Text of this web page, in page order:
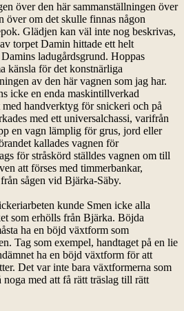
över den här sammanställningen över
över om det skulle finnas någon
Glädjen kan väl inte nog beskrivas,
torpet Damin hittade ett helt
ladugårdsgrund. Hoppas
känsla för det konstnärliga
av den här vagnen som jag har.
icke en enda maskintillverkad
handverktyg för snickeri och på
med ett universalchassi, varifrån
en vagn lämplig för grus, jord eller
kallades vagnen för
för stråskörd ställdes vagnen om till
att förses med timmerbankar,
sågen vid Bjärka-Säby.
kunde Smen icke alla
som erhölls från Bjärka. Böjda
ha en böjd växtform som
Tag som exempel, handtaget på en lie
ha en böjd växtform för att
Det var inte bara växtformerna som
med att få rätt träslag till rätt